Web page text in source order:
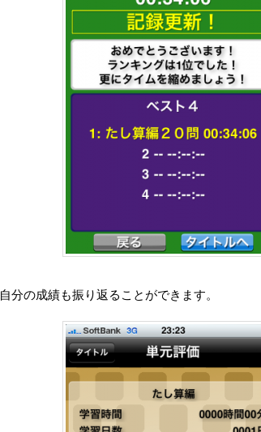
自分の成績も振り返ることができます。